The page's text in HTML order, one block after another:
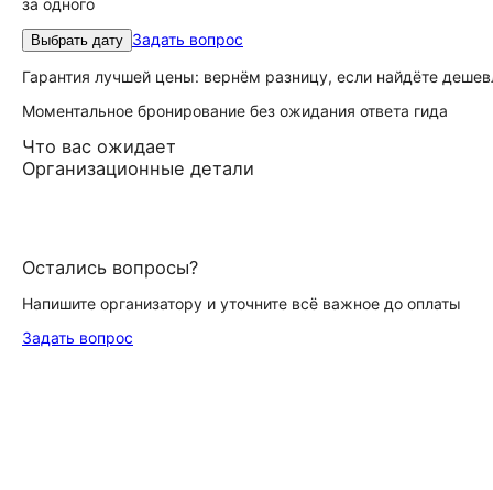
за одного
Выбрать дату Задать вопрос
Гарантия лучшей цены: вернём разницу, если найдёте
Моментальное бронирование без ожидания ответа гида
Что вас ожидает
Организационные детали
Остались вопросы?
Напишите организатору и уточните всё важное до оплаты
Задать вопрос